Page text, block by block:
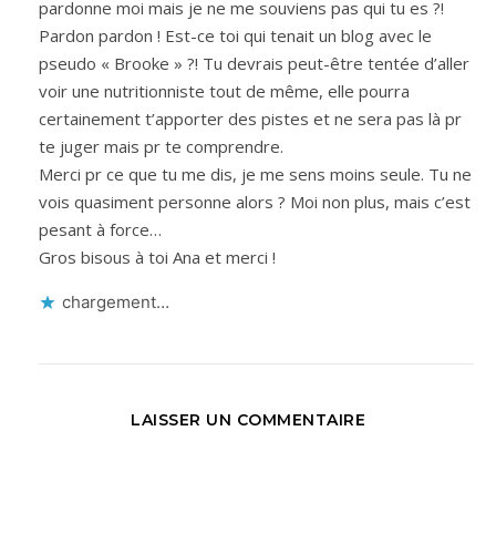
pardonne moi mais je ne me souviens pas qui tu es ?!
Pardon pardon ! Est-ce toi qui tenait un blog avec le
pseudo « Brooke » ?! Tu devrais peut-être tentée d’aller
voir une nutritionniste tout de même, elle pourra
certainement t’apporter des pistes et ne sera pas là pr
te juger mais pr te comprendre.
Merci pr ce que tu me dis, je me sens moins seule. Tu ne
vois quasiment personne alors ? Moi non plus, mais c’est
pesant à force…
Gros bisous à toi Ana et merci !
chargement…
LAISSER UN COMMENTAIRE